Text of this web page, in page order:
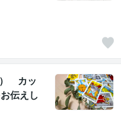
カッ
伝えし